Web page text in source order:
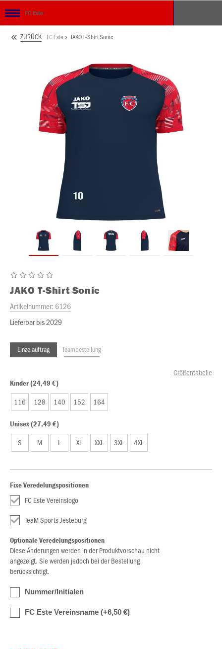
FC Este
ZURÜCK FC Este JAKO T-Shirt Sonic
JAKO T-Shirt Sonic
Artikelnummer: 6126
Lieferbar bis 2029
Einzelauftrag Teambestellung
Größentabelle
Kinder (24,49 €)
116 128 140 152 164
Unisex (27,49 €)
S M L XL XXL 3XL 4XL
Fixe Veredelungspositionen
FC Este Vereinslogo
TeaM Sports Jesteburg
Optionale Veredelungspositionen
Diese Änderungen werden in der Produktvorschau nicht
angezeigt. Sie werden jedoch bei der Bestellung
berücksichtigt.
Nummer/Initialen
FC Este Vereinsname (+6,50 €)